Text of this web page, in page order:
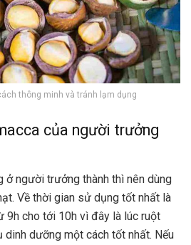
thông minh và tránh lạm dụng
của người trưởng
ở người trưởng thành thì nên dùng
Về thời gian sử dụng tốt nhất là
9h cho tới 10h vì đây là lúc ruột
dinh dưỡng một cách tốt nhất. Nếu